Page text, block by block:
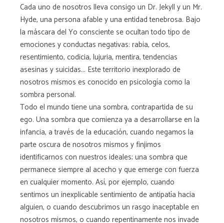
Cada uno de nosotros lleva consigo un Dr. Jekyll y un Mr.
Hyde, una persona afable y una entidad tenebrosa. Bajo
la máscara del Yo consciente se ocultan todo tipo de
emociones y conductas negativas: rabia, celos,
resentimiento, codicia, lujuria, mentira, tendencias
asesinas y suicidas... Este territorio inexplorado de
nosotros mismos es conocido en psicología como la
sombra personal.
Todo el mundo tiene una sombra, contrapartida de su
ego. Una sombra que comienza ya a desarrollarse en la
infancia, a través de la educación, cuando negamos la
parte oscura de nosotros mismos y finjimos
identificarnos con nuestros ideales; una sombra que
permanece siempre al acecho y que emerge con fuerza
en cualquier momento. Así, por ejemplo, cuando
sentimos un inexplicable sentimiento de antipatía hacia
alguien, o cuando descubrimos un rasgo inaceptable en
nosotros mismos, o cuando repentinamente nos invade